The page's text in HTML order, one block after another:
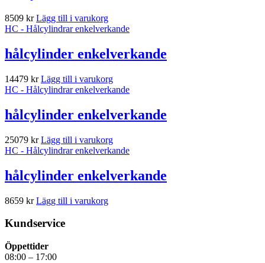
8509 kr Lägg till i varukorg
HC - Hålcylindrar enkelverkande
hålcylinder enkelverkande
14479 kr Lägg till i varukorg
HC - Hålcylindrar enkelverkande
hålcylinder enkelverkande
25079 kr Lägg till i varukorg
HC - Hålcylindrar enkelverkande
hålcylinder enkelverkande
8659 kr Lägg till i varukorg
Kundservice
Öppettider
08:00 – 17:00